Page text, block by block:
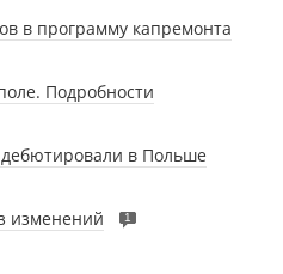
в программу капремонта
Подробности
в Польше
изменений 1